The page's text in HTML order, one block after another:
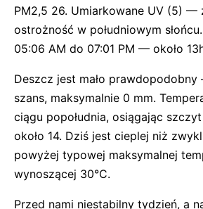
PM2,5 26. Umiarkowane UV (5) —
ostrożność w południowym
05:06 AM do 07:01 PM — około
Deszcz jest mało prawdopodobny
szans, maksymalnie 0 mm.
ciągu popołudnia, osiągając
około 14. Dziś jest cieplej niż
powyżej typowej maksymalnej
wynoszącej 30°C.
Przed nami niestabilny tydzień, a